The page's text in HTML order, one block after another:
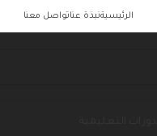
الرئيسيةنبذة عناتواصل معنا